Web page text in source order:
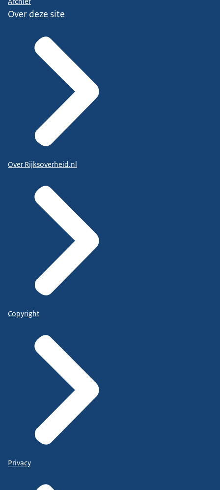
Over deze site
Over Rijksoverheid.nl
Copyright
Privacy